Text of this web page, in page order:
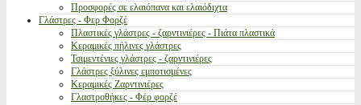
Προσφορές σε ελαιόπανα και ελαιόδιχτα
Γλάστρες - Φερ Φορζέ
Πλαστικές γλάστρες - ζαρντινιέρες - Πιάτα πλαστικά
Κεραμικές πήλινες γλάστρες
Τσιμεντένιες γλάστρες - ζαρντινιέρες
Γλάστρες ξύλινες εμποτισμένες
Κεραμικές Ζαρντινιέρες
Γλαστροθήκες - Φέρ φορζέ